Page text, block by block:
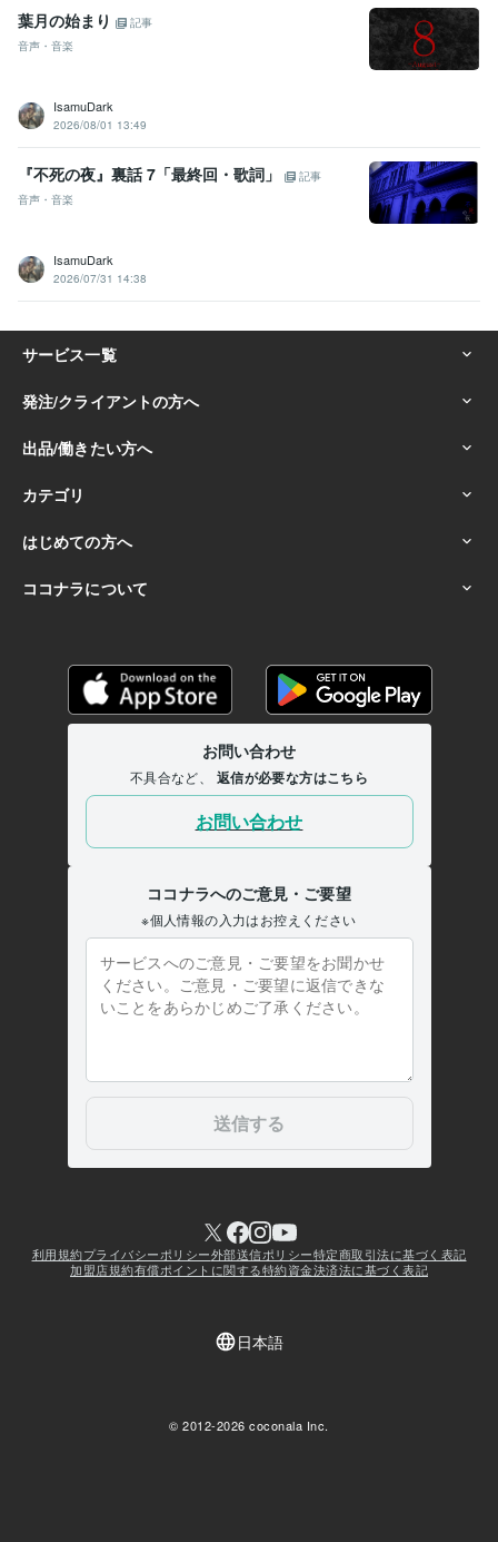
葉月の始まり
記事
音声・音楽
IsamuDark
2026/08/01 13:49
『不死の夜』裏話 7「最終回・歌詞」
記事
音声・音楽
IsamuDark
2026/07/31 14:38